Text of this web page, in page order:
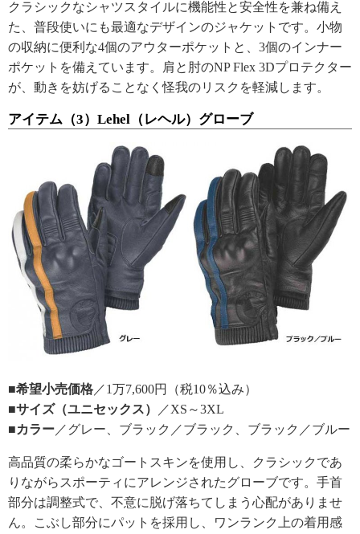
クラシックなシャツスタイルに機能性と安全性を兼ね備え
た、普段使いにも最適なデザインのジャケットです。小物
の収納に便利な4個のアウターポケットと、3個のインナー
ポケットを備えています。肩と肘のNP Flex 3Dプロテクター
が、動きを妨げることなく怪我のリスクを軽減します。
アイテム（3）Lehel（レヘル）グローブ
■希望小売価格 ／1万7,600円（税10％込み）
■サイズ（ユニセックス）
／XS～3XL
■カラー ／グレー、ブラック／ブラック、ブラック／ブルー
高品質の柔らかなゴートスキンを使用し、クラシックであ
りながらスポーティにアレンジされたグローブです。手首
部分は調整式で、不意に脱げ落ちてしまう心配がありませ
ん。こぶし部分にパットを採用し、ワンランク上の着用感